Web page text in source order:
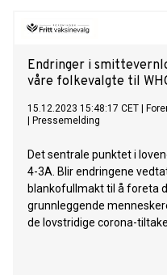
morgen for avreise til ny
savnet adrenalinkicket jeg
pandemien, og er så glad
forteller Ida Jenshus om
tok henne landet rundt
Duoen med band fylte alle
konserter på samme dag.
ganske normalisert
opptredener i «Beat for
«The Grip» kommer
Endringer i
våre folkevalgte til
15.12.2023 15:48:17 CET
Pressemelding
Det sentrale punktet i
4-3A. Blir endringene
blankofullmakt til å foreta
grunnleggende
de lovstridige corona-